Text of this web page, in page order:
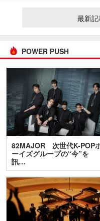
最新
POWER PUSH
82MAJOR 次世代K-POP
ーイズグループの“今”を
訊…